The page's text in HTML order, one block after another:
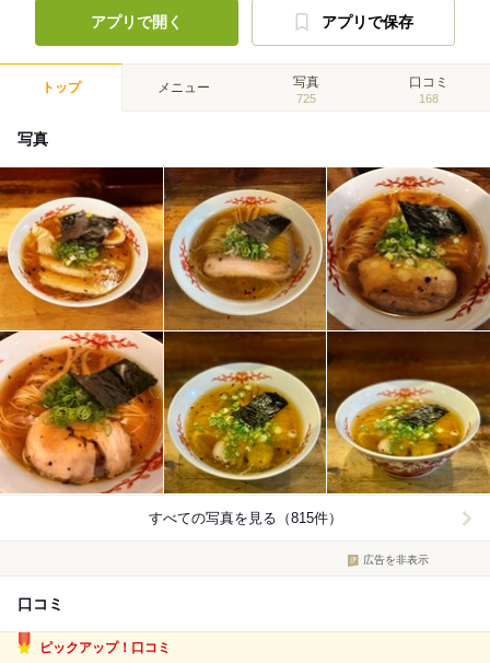
アプリで開く アプリで保存
トップ メニュー 写真
725
口コミ
168
写真
すべての写真を見る（815件）
広告を非表示
口コミ
ピックアップ！口コミ